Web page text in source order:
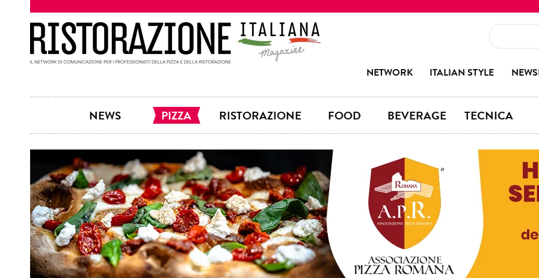
NETWORK ITALIAN STYLE
NEWS PIZZA RISTORAZIONE FOOD BEVERAGE TECNICA